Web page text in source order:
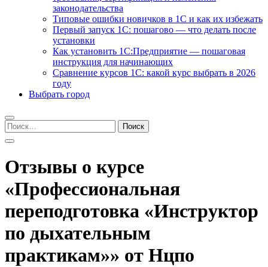
законодательства
Типовые ошибки новичков в 1С и как их избежать
Первый запуск 1С: пошагово — что делать после
установки
Как установить 1С:Предприятие — пошаговая
инструкция для начинающих
Сравнение курсов 1С: какой курс выбрать в 2026
году
Выбрать город
Найти:
Отзывы о курсе
«Профессиональная
переподготовка «Инструктор
по дыхательным
практикам»» от Нцпо